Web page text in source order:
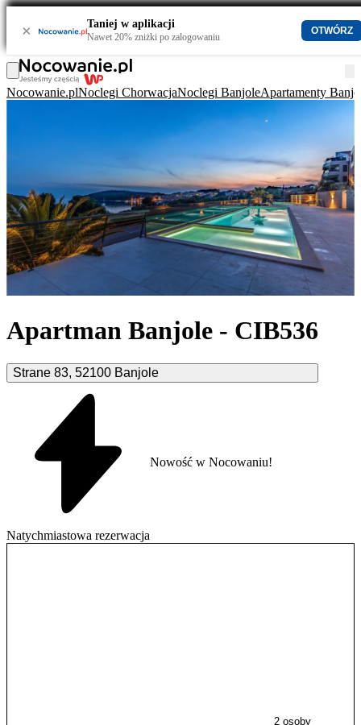
× Taniej w aplikacji
Nawet 20% zniżki po zalogowaniu
OTWÓRZ
Nocowanie.plNoclegi ChorwacjaNoclegi BanjoleApartamenty
Apartman Banjole - CIB536
Strane 83, 52100 Banjole
Natychmiastowa rezerwacja
Nowość w Nocowaniu!
2 osoby